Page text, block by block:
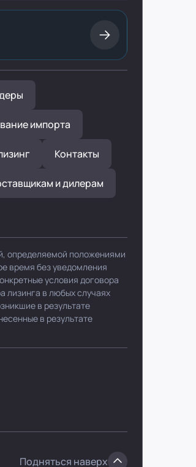
импорта
Контакты
и дилерам
определяемой положениями
время без уведомления
условия договора
лизинга в любых случаях
в результате
в результате
Подняться наверх